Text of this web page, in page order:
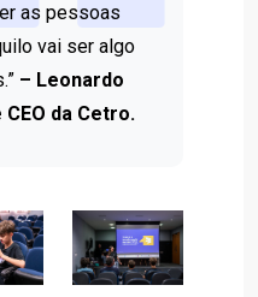
as pessoas
vai ser algo
– Leonardo
da Cetro.